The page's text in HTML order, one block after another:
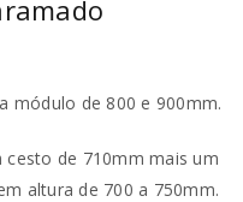
módulo de 800 e 900mm.
de 710mm mais um
altura de 700 a 750mm.